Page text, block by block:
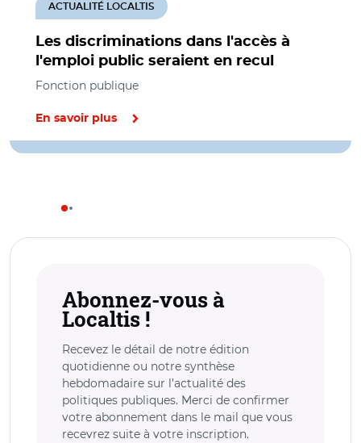
Les discriminations dans l'accès à
l'emploi public seraient en recul
ACTUALITÉ LOCALTIS
Fonction publique
En savoir plus
Abonnez-vous à
Localtis !
Recevez le détail de notre édition
quotidienne ou notre synthèse
hebdomadaire sur l’actualité des
politiques publiques. Merci de confirmer
votre abonnement dans le mail que vous
recevrez suite à votre inscription.